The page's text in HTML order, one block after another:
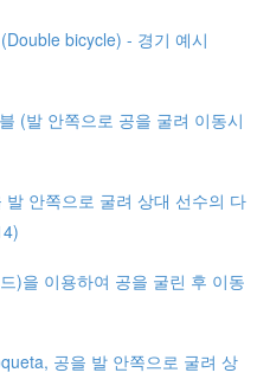
bicycle) - 경기 예시
(발 안쪽으로 공을 굴려 이동시
안쪽으로 굴려 상대 선수의 다
)을 이용하여 공을 굴린 후 이동
공을 발 안쪽으로 굴려 상